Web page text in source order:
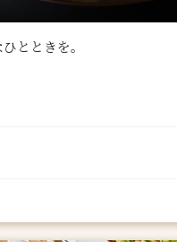
とときを。